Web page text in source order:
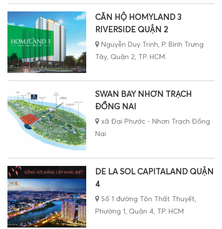
CĂN HỘ HOMYLAND 3
RIVERSIDE QUẬN 2
Nguyễn Duy Trinh, P. Bình Trưng
Tây, Quận 2, TP. HCM.
SWAN BAY NHƠN TRẠCH
ĐỒNG NAI
xã Đại Phước - Nhơn Trạch Đồng
Nai
DE LA SOL CAPITALAND QUẬN
4
Số 1 đường Tôn Thất Thuyết,
Phường 1, Quận 4, TP. HCM